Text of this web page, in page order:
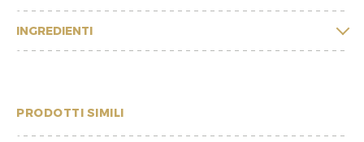
INGREDIENTI
PRODOTTI SIMILI